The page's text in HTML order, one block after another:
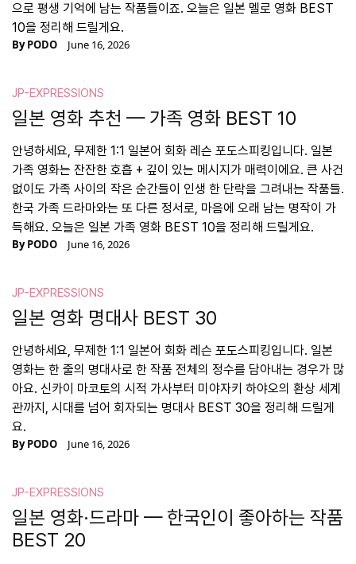
으로 평생 기억에 남는 작품들이죠. 오늘은 일본 멜로 영화 BEST
10을 정리해 드릴게요.
ByPODO June 16, 2026
JP-EXPRESSIONS
일본 영화 추천 — 가족 영화 BEST 10
안녕하세요, 무제한 1:1 일본어 회화 레슨 포도스피킹입니다. 일본
가족 영화는 잔잔한 호흡 + 깊이 있는 메시지가 매력이에요. 큰 사건
없이도 가족 사이의 작은 순간들이 인생 한 단락을 그려내는 작품들.
한국 가족 드라마와는 또 다른 정서로, 마음에 오래 남는 명작이 가
득해요. 오늘은 일본 가족 영화 BEST 10을 정리해 드릴게요.
ByPODO June 16, 2026
JP-EXPRESSIONS
일본 영화 명대사 BEST 30
안녕하세요, 무제한 1:1 일본어 회화 레슨 포도스피킹입니다. 일본
영화는 한 줄의 명대사로 한 작품 전체의 정수를 담아내는 경우가 많
아요. 신카이 마코토의 시적 가사부터 미야자키 하야오의 환상 세계
관까지, 시대를 넘어 회자되는 명대사 BEST 30을 정리해 드릴게
요.
ByPODO June 16, 2026
JP-EXPRESSIONS
일본 영화·드라마 — 한국인이 좋아하는 작품
BEST 20